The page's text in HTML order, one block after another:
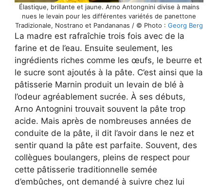
Élastique, brillante et jaune. Arno Antongnini divise à mains
nues le levain pour les différentes variétés de panettone
Tradizionale, Nostrano et Pandananas / © Photo : Georg Berg
La madre est rafraîchie trois fois avec de la
farine et de l’eau. Ensuite seulement, les
ingrédients riches comme les œufs, le beurre et
le sucre sont ajoutés à la pâte. C’est ainsi que la
pâtisserie Marnin produit un levain de blé à
l’odeur agréablement sucrée. À ses débuts,
Arno Antognini trouvait souvent la pâte trop
acide. Mais après de nombreuses années de
conduite de la pâte, il dit l’avoir dans le nez et
sentir quand la pâte est parfaite. Souvent, des
collègues boulangers, pleins de respect pour
cette pâtisserie traditionnelle semée
d’embûches, ont demandé à suivre chez lui